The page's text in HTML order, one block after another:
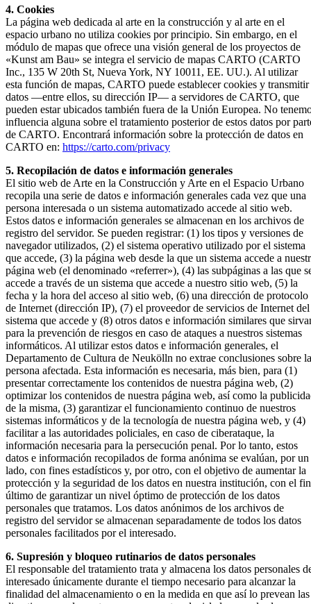
4. Cookies
La página web dedicada al arte en la construcción y al arte en el
espacio urbano no utiliza cookies por principio. Sin embargo, en el
módulo de mapas que ofrece una visión general de los proyectos de
«Kunst am Bau» se integra el servicio de mapas CARTO (CARTO
Inc., 135 W 20th St, Nueva York, NY 10011, EE. UU.). Al utilizar
esta función de mapas, CARTO puede establecer cookies y transmitir
datos —entre ellos, su dirección IP— a servidores de CARTO, que
pueden estar ubicados también fuera de la Unión Europea. No
influencia alguna sobre el tratamiento posterior de estos datos por
de CARTO. Encontrará información sobre la protección de datos en
CARTO en: https://carto.com/privacy
5. Recopilación de datos e información generales
El sitio web de Arte en la Construcción y Arte en el Espacio Urbano
recopila una serie de datos e información generales cada vez que una
persona interesada o un sistema automatizado accede al sitio web.
Estos datos e información generales se almacenan en los archivos de
registro del servidor. Se pueden registrar: (1) los tipos y versiones de
navegador utilizados, (2) el sistema operativo utilizado por el sistema
que accede, (3) la página web desde la que un sistema accede a
página web (el denominado «referrer»), (4) las subpáginas a las que
accede a través de un sistema que accede a nuestro sitio web, (5) la
fecha y la hora del acceso al sitio web, (6) una dirección de protocolo
de Internet (dirección IP), (7) el proveedor de servicios de Internet del
sistema que accede y (8) otros datos e información similares que
para la prevención de riesgos en caso de ataques a nuestros sistemas
informáticos. Al utilizar estos datos e información generales, el
Departamento de Cultura de Neukölln no extrae conclusiones sobre la
persona afectada. Esta información es necesaria, más bien, para (1)
presentar correctamente los contenidos de nuestra página web, (2)
optimizar los contenidos de nuestra página web, así como la
de la misma, (3) garantizar el funcionamiento continuo de nuestros
sistemas informáticos y de la tecnología de nuestra página web, y (4)
facilitar a las autoridades policiales, en caso de ciberataque, la
información necesaria para la persecución penal. Por lo tanto, estos
datos e información recopilados de forma anónima se evalúan, por un
lado, con fines estadísticos y, por otro, con el objetivo de aumentar la
protección y la seguridad de los datos en nuestra institución, con el fin
último de garantizar un nivel óptimo de protección de los datos
personales que tratamos. Los datos anónimos de los archivos de
registro del servidor se almacenan separadamente de todos los datos
personales facilitados por el interesado.
6. Supresión y bloqueo rutinarios de datos personales
El responsable del tratamiento trata y almacena los datos personales
interesado únicamente durante el tiempo necesario para alcanzar la
finalidad del almacenamiento o en la medida en que así lo prevean las